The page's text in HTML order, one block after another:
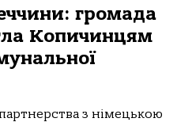
громада
Копичинцям
з німецькою